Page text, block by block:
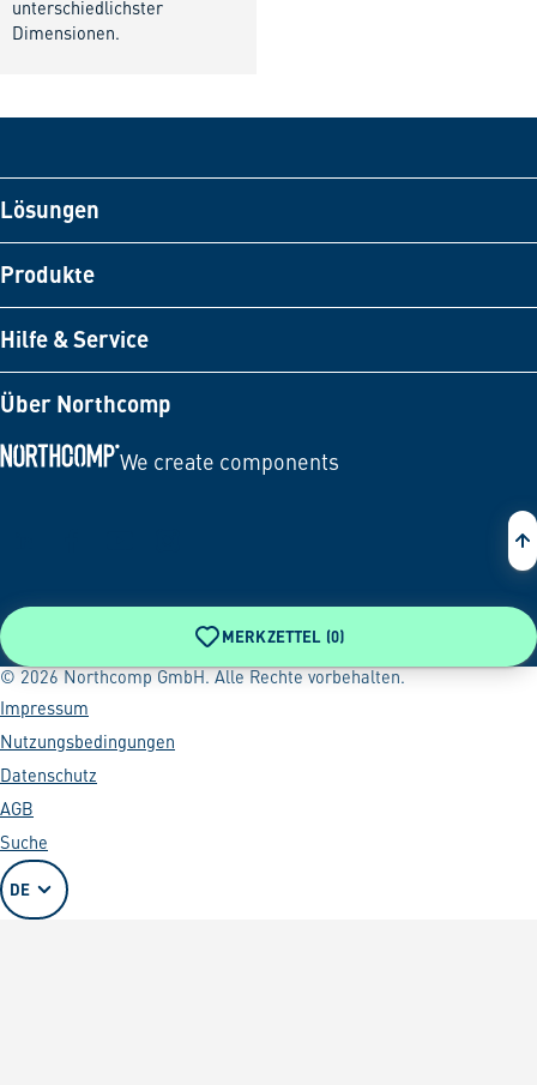
unterschiedlichster
Dimensionen.
Lösungen
Produkte
Hilfe & Service
Über Northcomp
We create components
MERKZETTEL (0)
© 2026 Northcomp GmbH. Alle Rechte vorbehalten.
Impressum
Nutzungsbedingungen
Datenschutz
AGB
Suche
DE